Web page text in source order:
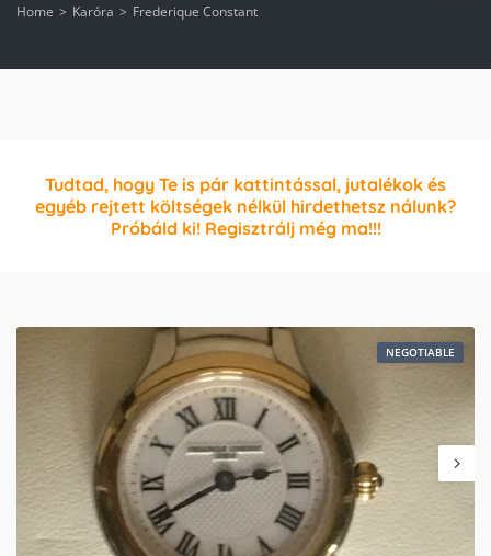
Home Karóra Frederique Constant
Tudtad, hogy Te is pár kattintással, jutalékok és
egyéb rejtett költségek nélkül hirdethetsz nálunk?
Próbáld ki! Regisztrálj még ma!!!
NEGOTIABLE